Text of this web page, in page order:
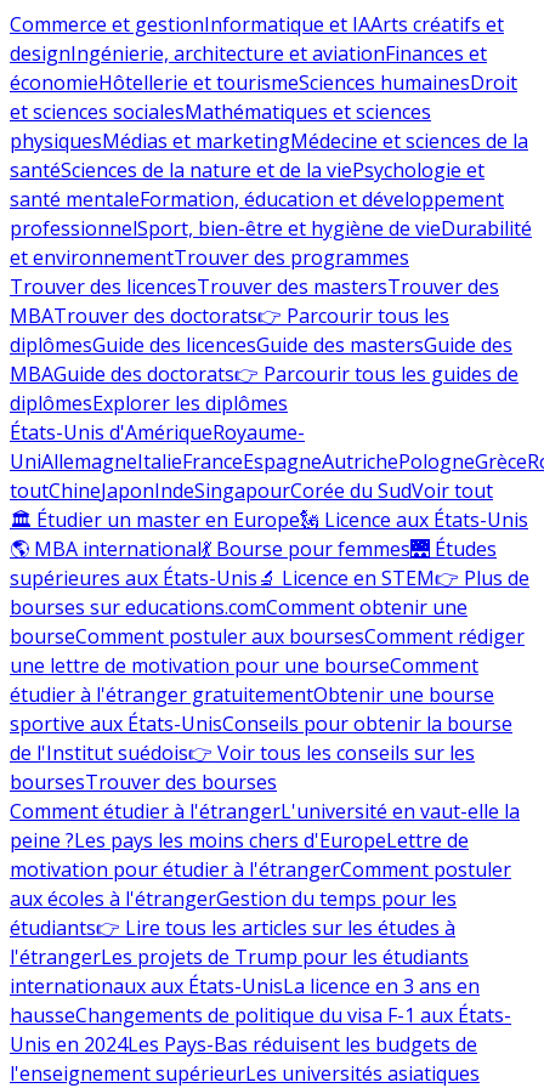
Commerce et gestionInformatique et IAArts créatifs et
designIngénierie, architecture et aviationFinances et
économieHôtellerie et tourismeSciences humainesDroit
et sciences socialesMathématiques et sciences
physiquesMédias et marketingMédecine et sciences de la
santéSciences de la nature et de la viePsychologie et
santé mentaleFormation, éducation et développement
professionnelSport, bien-être et hygiène de vieDurabilité
et environnementTrouver des programmes
Trouver des licencesTrouver des mastersTrouver des
MBATrouver des doctorats👉 Parcourir tous les
diplômesGuide des licencesGuide des mastersGuide des
MBAGuide des doctorats👉 Parcourir tous les guides de
diplômesExplorer les diplômes
États-Unis d'AmériqueRoyaume-
UniAllemagneItalieFranceEspagneAutrichePologneGrèce
toutChineJaponIndeSingapourCorée du SudVoir tout
🏛 Étudier un master en Europe🗽 Licence aux États-Unis
🌎 MBA international💃 Bourse pour femmes🌉 Études
supérieures aux États-Unis🔬 Licence en STEM👉 Plus de
bourses sur educations.comComment obtenir une
bourseComment postuler aux boursesComment rédiger
une lettre de motivation pour une bourseComment
étudier à l'étranger gratuitementObtenir une bourse
sportive aux États-UnisConseils pour obtenir la bourse
de l'Institut suédois👉 Voir tous les conseils sur les
boursesTrouver des bourses
Comment étudier à l'étrangerL'université en vaut-elle la
peine ?Les pays les moins chers d'EuropeLettre de
motivation pour étudier à l'étrangerComment postuler
aux écoles à l'étrangerGestion du temps pour les
étudiants👉 Lire tous les articles sur les études à
l'étrangerLes projets de Trump pour les étudiants
internationaux aux États-UnisLa licence en 3 ans en
hausseChangements de politique du visa F-1 aux États-
Unis en 2024Les Pays-Bas réduisent les budgets de
l'enseignement supérieurLes universités asiatiques